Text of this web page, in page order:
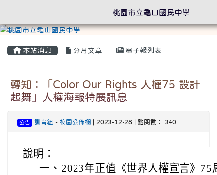
本站消息 分月文章 電子報列表
轉知：「Color Our Rights 人權75 設計
起舞」人權海報特展訊息
公告 訓育組 - 校園公佈欄 | 2023-12-28 | 點閱數： 340
說明：
一、 2023年正值《世界人權宣言》
桃園市立龜山國民中學